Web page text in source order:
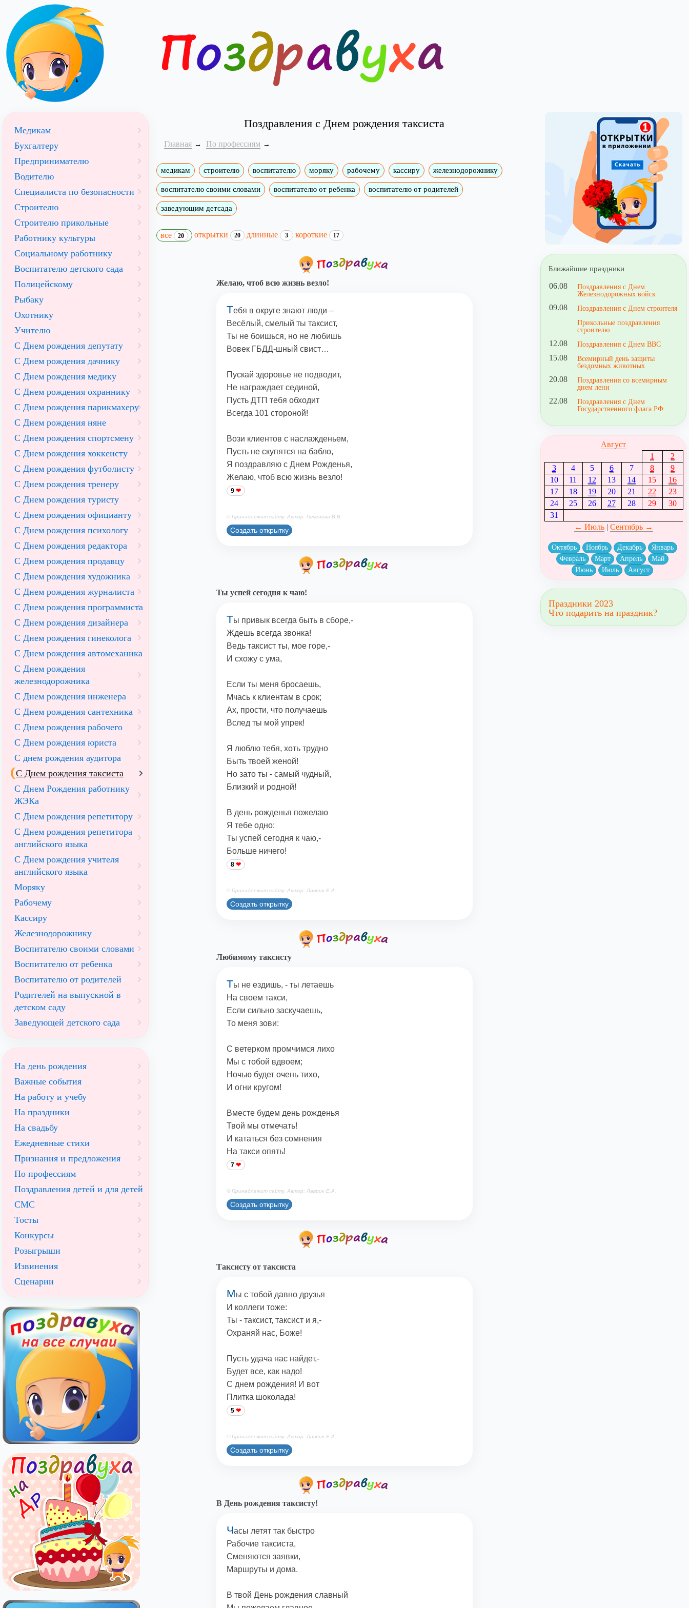
Поздравления с Днем рождения таксиста
Главная По профессиям
медикам строителю воспитателю моряку рабочему кассиру железнодорожнику
воспитателю своими словами воспитателю от ребенка воспитателю от родителей
заведующим детсада
все 20 открытки 20 длинные 3 короткие 17
Желаю, чтоб всю жизнь везло!
Тебя в округе знают люди –
Весёлый, смелый ты таксист,
Ты не боишься, но не любишь
Вовек ГБДД-шный свист…
Пускай здоровье не подводит,
Не награждает сединой,
Пусть ДТП тебя обходит
Всегда 101 стороной!
Вози клиентов с наслажденьем,
Пусть не скупятся на бабло,
Я поздравляю с Днем Рожденья,
Желаю, чтоб всю жизнь везло!
9
© Принадлежит сайту. Автор: Печенова В.В.
Создать открытку
Ты успей сегодня к чаю!
Ты привык всегда быть в сборе,-
Ждешь всегда звонка!
Ведь таксист ты, мое горе,-
И схожу с ума,
Если ты меня бросаешь,
Мчась к клиентам в срок;
Ах, прости, что получаешь
Вслед ты мой упрек!
Я люблю тебя, хоть трудно
Быть твоей женой!
Но зато ты - самый чудный,
Близкий и родной!
В день рожденья пожелаю
Я тебе одно:
Ты успей сегодня к чаю,-
Больше ничего!
8
© Принадлежит сайту. Автор: Лаврик Е.А.
Создать открытку
Любимому таксисту
Ты не ездишь, - ты летаешь
На своем такси,
Если сильно заскучаешь,
То меня зови:
С ветерком промчимся лихо
Мы с тобой вдвоем;
Ночью будет очень тихо,
И огни кругом!
Вместе будем день рожденья
Твой мы отмечать!
И кататься без сомнения
На такси опять!
7
© Принадлежит сайту. Автор: Лаврик Е.А.
Создать открытку
Таксисту от таксиста
Мы с тобой давно друзья
И коллеги тоже:
Ты - таксист, таксист и я,-
Охраняй нас, Боже!
Пусть удача нас найдет,-
Будет все, как надо!
С днем рождения! И вот
Плитка шоколада!
5
© Принадлежит сайту. Автор: Лаврик Е.А.
Создать открытку
В День рождения таксисту!
Часы летят так быстро
Рабочие таксиста,
Сменяются заявки,
Маршруты и дома.
В твой День рождения славный
Медикам
Бухгалтеру
Предпринимателю
Водителю
Специалиста по безопасности
Строителю
Строителю прикольные
Работнику культуры
Социальному работнику
Воспитателю детского сада
Полицейскому
Рыбаку
Охотнику
Учителю
С Днем рождения депутату
С Днем рождения дачнику
С Днем рождения медику
С Днем рождения охраннику
С Днем рождения парикмахеру
С Днем рождения няне
С Днем рождения спортсмену
С Днем рождения хоккеисту
С Днем рождения футболисту
С Днем рождения тренеру
С Днем рождения туристу
С Днем рождения официанту
С Днем рождения психологу
С Днем рождения редактора
С Днем рождения продавцу
С Днем рождения художника
С Днем рождения журналиста
С Днем рождения программиста
С Днем рождения дизайнера
С Днем рождения гинеколога
С Днем рождения автомеханика
С Днем рождения
железнодорожника
С Днем рождения инженера
С Днем рождения сантехника
С Днем рождения рабочего
С Днем рождения юриста
С днем рождения аудитора
С Днем рождения таксиста
С Днем Рождения работнику
ЖЭКа
С Днем рождения репетитору
С Днем рождения репетитора
английского языка
С Днем рождения учителя
английского языка
Моряку
Рабочему
Кассиру
Железнодорожнику
Воспитателю своими словами
Воспитателю от ребенка
Воспитателю от родителей
Родителей на выпускной в
детском саду
Заведующей детского сада
На день рождения
Важные события
На работу и учебу
На праздники
На свадьбу
Ежедневные стихи
Признания и предложения
По профессиям
Поздравления детей и для детей
СМС
Тосты
Конкурсы
Розыгрыши
Извинения
Сценарии
Ближайшие праздники
06.08
Поздравления с Днем
Железнодорожных войск
09.08
Поздравления с Днем строителя
Прикольные поздравления
строителю
12.08 Поздравления с Днем ВВС
15.08
Всемирный день защиты
бездомных животных
20.08
Поздравления со всемирным
днем лени
22.08
Поздравления с Днем
Государственного флага РФ
Август
1
2
3
4 5 6 7 8
9
10
11 12 13 14 15
16
17
18 19 20 21 22
23
24
25 26 27 28 29
30
31
← Июль| Сентябрь →
Октябрь Ноябрь Декабрь
Январь
Февраль
Март Апрель
Май
Июнь
Июль Август
Праздники 2023
Что подарить на праздник?